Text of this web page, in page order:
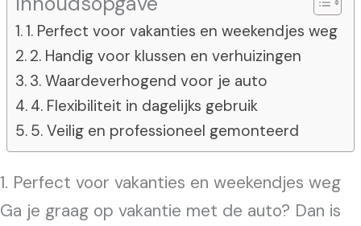
1. Perfect voor vakanties en weekendjes weg
2. Handig voor klussen en verhuizingen
3. Waardeverhogend voor je auto
4. Flexibiliteit in dagelijks gebruik
5. Veilig en professioneel gemonteerd
1. Perfect voor vakanties en weekendjes weg
Ga je graag op vakantie met de auto? Dan is